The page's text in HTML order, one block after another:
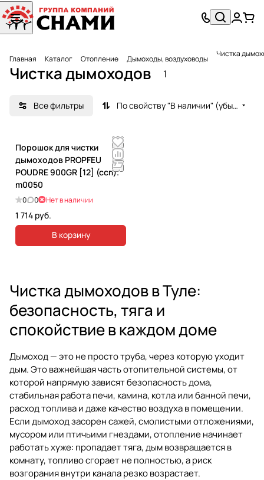
Главная Каталог Отопление Дымоходы, воздуховоды Чистка
Чистка дымоходов 1
Все фильтры По свойству "В наличии" (убывание)
Порошок для чистки
дымоходов PROPFEU
POUDRE 900GR [12] (ссп).
m0050
0 0 Нет в наличии
1 714 руб.
В корзину
Чистка дымоходов в Туле:
безопасность, тяга и
спокойствие в каждом доме
Дымоход — это не просто труба, через которую уходит
дым. Это важнейшая часть отопительной системы, от
которой напрямую зависят безопасность дома,
стабильная работа печи, камина, котла или банной печи,
расход топлива и даже качество воздуха в помещении.
Если дымоход засорен сажей, смолистыми отложениями,
мусором или птичьими гнездами, отопление начинает
работать хуже: пропадает тяга, дым возвращается в
комнату, топливо сгорает не полностью, а риск
возгорания внутри канала резко возрастает.